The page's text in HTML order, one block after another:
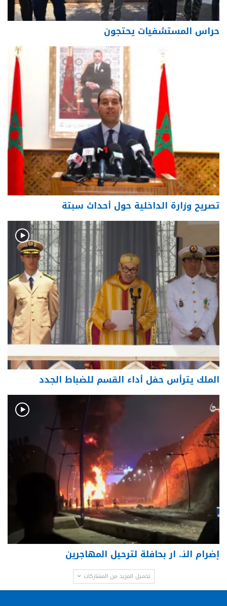
حراس المستشفيات يحتجون
تصريح وزارة الداخلية حول أحداث سبتة
الملك يترأس حفل أداء القسم للضباط الجدد
إضرام النـ. ار بحافلة لترحيل المهاجرين
تحميل المزيد من المشاركات